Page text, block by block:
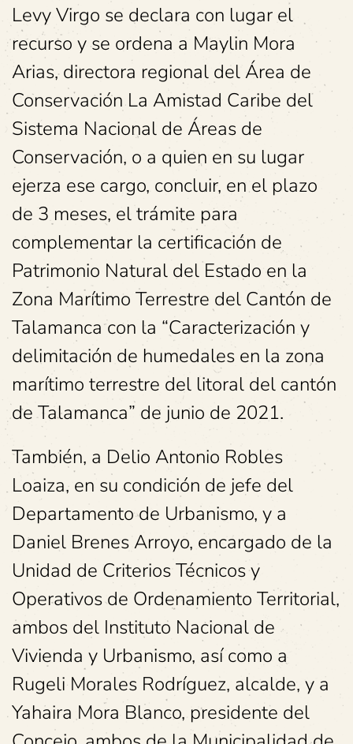
Levy Virgo se declara con lugar el
recurso y se ordena a Maylin Mora
Arias, directora regional del Área de
Conservación La Amistad Caribe del
Sistema Nacional de Áreas de
Conservación, o a quien en su lugar
ejerza ese cargo, concluir, en el plazo
de 3 meses, el trámite para
complementar la certificación de
Patrimonio Natural del Estado en la
Zona Marítimo Terrestre del Cantón de
Talamanca con la “Caracterización y
delimitación de humedales en la zona
marítimo terrestre del litoral del cantón
de Talamanca” de junio de 2021.
También, a Delio Antonio Robles
Loaiza, en su condición de jefe del
Departamento de Urbanismo, y a
Daniel Brenes Arroyo, encargado de la
Unidad de Criterios Técnicos y
Operativos de Ordenamiento Territorial,
ambos del Instituto Nacional de
Vivienda y Urbanismo, así como a
Rugeli Morales Rodríguez, alcalde, y a
Yahaira Mora Blanco, presidente del